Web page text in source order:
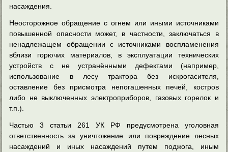
насаждения.
Неосторожное обращение с огнем или иными источниками
повышенной опасности может, в частности, заключаться в
ненадлежащем обращении с источниками воспламенения
вблизи горючих материалов, в эксплуатации технических
устройств с не устранёнными дефектами (например,
использование в лесу трактора без искрогасителя,
оставление без присмотра непогашенных печей, костров
либо не выключенных электроприборов, газовых горелок и
т.п.).
Частью 3 статьи 261 УК РФ предусмотрена уголовная
ответственность за уничтожение или повреждение лесных
насаждений и иных насаждений путем поджога, иным